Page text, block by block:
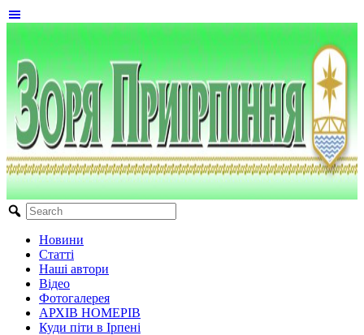
Новини
Статті
Наші автори
Відео
Фотогалерея
АРХІВ НОМЕРІВ
Куди піти в Ірпені